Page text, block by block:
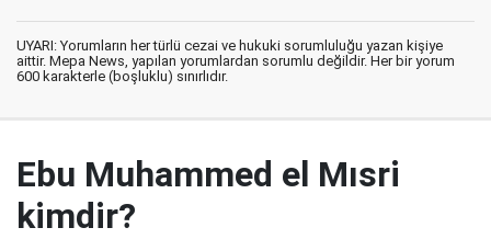
UYARI: Yorumların her türlü cezai ve hukuki sorumluluğu yazan kişiye
aittir. Mepa News, yapılan yorumlardan sorumlu değildir. Her bir yorum
600 karakterle (boşluklu) sınırlıdır.
Ebu Muhammed el Mısri
kimdir?